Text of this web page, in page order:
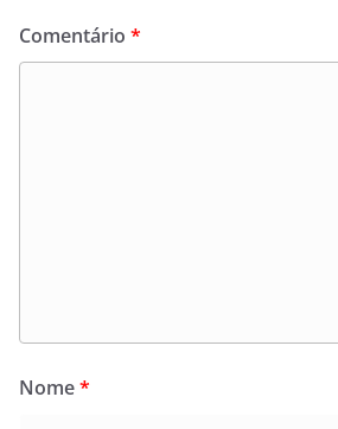
Comentário *
Nome*